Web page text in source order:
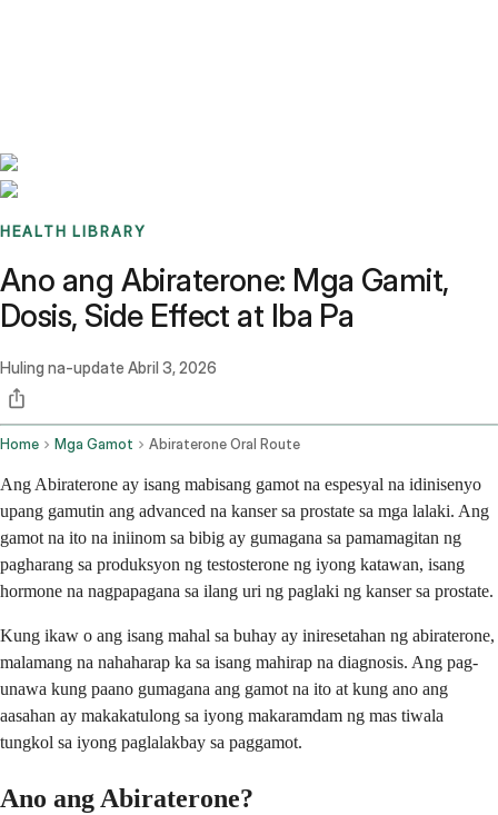
HEALTH LIBRARY
Ano ang Abiraterone: Mga Gamit,
Dosis, Side Effect at Iba Pa
Huling na-update Abril 3, 2026
Home Mga Gamot Abiraterone Oral Route
Ang Abiraterone ay isang mabisang gamot na espesyal na idinisenyo
upang gamutin ang advanced na kanser sa prostate sa mga lalaki. Ang
gamot na ito na iniinom sa bibig ay gumagana sa pamamagitan ng
pagharang sa produksyon ng testosterone ng iyong katawan, isang
hormone na nagpapagana sa ilang uri ng paglaki ng kanser sa prostate.
Kung ikaw o ang isang mahal sa buhay ay iniresetahan ng abiraterone,
malamang na nahaharap ka sa isang mahirap na diagnosis. Ang pag-
unawa kung paano gumagana ang gamot na ito at kung ano ang
aasahan ay makakatulong sa iyong makaramdam ng mas tiwala
tungkol sa iyong paglalakbay sa paggamot.
Ano ang Abiraterone?